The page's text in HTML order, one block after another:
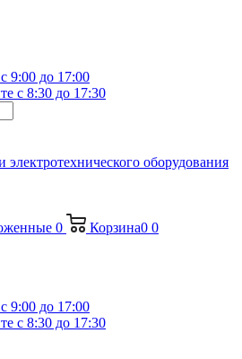
9:00 до 17:00
с 8:30 до 17:30
0 Корзина0 0
9:00 до 17:00
с 8:30 до 17:30